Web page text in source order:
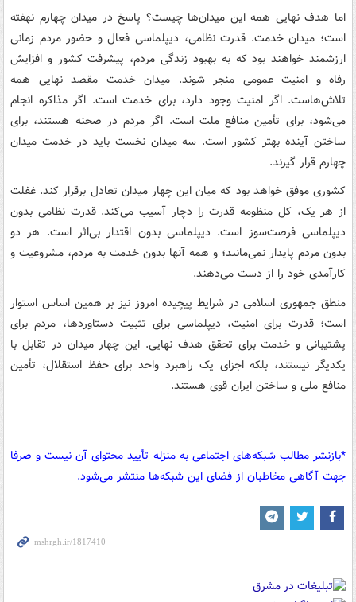
اما هدف نهایی همه این میدان‌ها چیست؟ پاسخ در میدان چهارم نهفته
است؛ میدان خدمت. قدرت نظامی، دیپلماسی فعال و حضور مردم زمانی
ارزشمند خواهند بود که به بهبود زندگی مردم، پیشرفت کشور و افزایش
رفاه و امنیت عمومی منجر شوند. میدان خدمت مقصد نهایی همه
تلاش‌هاست. اگر امنیت وجود دارد، برای خدمت است. اگر مذاکره انجام
می‌شود، برای تأمین منافع ملت است. اگر مردم در صحنه هستند، برای
ساختن آینده بهتر کشور است. سه میدان نخست باید در خدمت میدان
چهارم قرار گیرند.
کشوری موفق خواهد بود که میان این چهار میدان تعادل برقرار کند. غفلت
از هر یک، کل منظومه قدرت را دچار آسیب می‌کند. قدرت نظامی بدون
دیپلماسی فرصت‌سوز است. دیپلماسی بدون اقتدار بی‌اثر است. هر دو
بدون مردم پایدار نمی‌مانند؛ و همه آنها بدون خدمت به مردم، مشروعیت و
کارآمدی خود را از دست می‌دهند.
منطق جمهوری اسلامی در شرایط پیچیده امروز نیز بر همین اساس استوار
است؛ قدرت برای امنیت، دیپلماسی برای تثبیت دستاوردها، مردم برای
پشتیبانی و خدمت برای تحقق هدف نهایی. این چهار میدان در تقابل با
یکدیگر نیستند، بلکه اجزای یک راهبرد واحد برای حفظ استقلال، تأمین
منافع ملی و ساختن ایران قوی هستند.
*بازنشر مطالب شبکه‌های اجتماعی به منزله تأیید محتوای آن نیست و صرفا
جهت آگاهی مخاطبان از فضای این شبکه‌ها منتشر می‌شود.